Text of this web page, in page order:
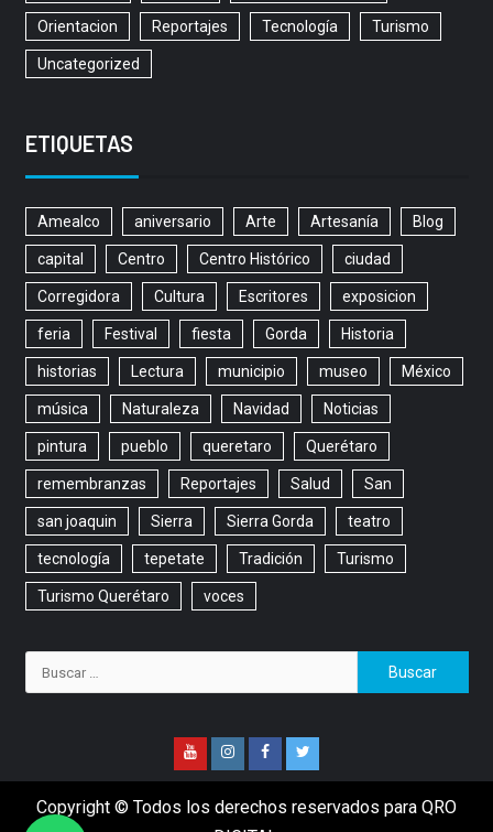
Orientacion Reportajes Tecnología Turismo
Uncategorized
ETIQUETAS
Amealco aniversario Arte Artesanía Blog
capital Centro Centro Histórico ciudad
Corregidora Cultura Escritores exposicion
feria Festival fiesta Gorda Historia
historias Lectura municipio museo México
música Naturaleza Navidad Noticias
pintura pueblo queretaro Querétaro
remembranzas Reportajes Salud San
san joaquin Sierra Sierra Gorda teatro
tecnología tepetate Tradición Turismo
Turismo Querétaro voces
Copyright © Todos los derechos reservados para QRO